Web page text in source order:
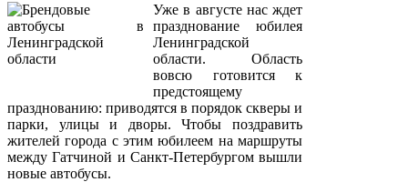
Уже в августе нас ждет
празднование юбилея
Ленинградской
области. Область
вовсю готовится к
предстоящему
празднованию: приводятся в порядок скверы и
парки, улицы и дворы. Чтобы поздравить
жителей города с этим юбилеем на маршруты
между Гатчиной и Санкт-Петербургом вышли
новые автобусы.